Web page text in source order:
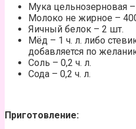
Мука цельнозерновая –
Молоко не жирное –
Яичный белок – 2 шт.
Мёд – 1 ч. л. либо
добавляется по
Соль – 0,2 ч. л.
Сода – 0,2 ч. л.
Приготовление: